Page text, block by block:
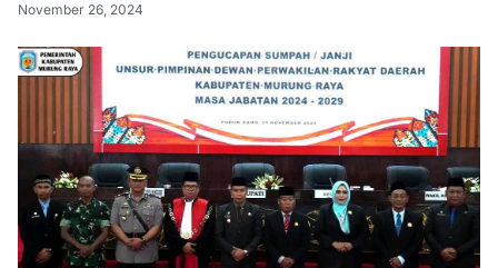
November 26, 2024